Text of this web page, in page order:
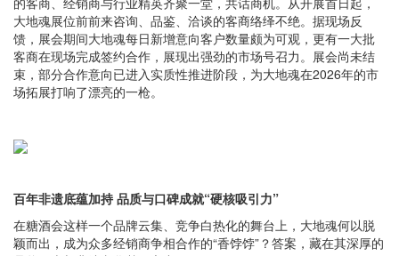
大地魂展位前前来咨询、品鉴、洽谈的客商络绎不绝。据现场反
馈，展会期间大地魂每日新增意向客户数量颇为可观，更有一大批
客商在现场完成签约合作，展现出强劲的市场号召力。展会尚未结
束，部分合作意向已进入实质性推进阶段，为大地魂在2026年的市
场拓展打响了漂亮的一枪。
百年非遗底蕴加持 品质与口碑成就“硬核吸引力”
在糖酒会这样一个品牌云集、竞争白热化的舞台上，大地魂何以脱
颖而出，成为众多经销商争相合作的“香饽饽”？答案，藏在其深厚的